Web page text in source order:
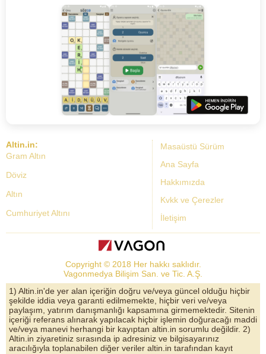
Masaüstü Sürüm
Ana Sayfa
Hakkımızda
Kvkk ve Çerezler
İletişim
Altin.in:
Gram Altın
Döviz
Altın
Cumhuriyet Altını
Dolar Kuru
Altın Yorumları
Döviz Kurları
Çeyrek Altın
Bitcoin
Copyright © 2018 Her hakkı saklıdır.
Vagonmedya Bilişim San. ve Tic. A.Ş.
1) Altin.in'de yer alan içeriğin doğru ve/veya güncel olduğu hiçbir
şekilde iddia veya garanti edilmemekte, hiçbir veri ve/veya
paylaşım, yatırım danışmanlığı kapsamına girmemektedir. Sitenin
içeriği referans alınarak yapılacak hiçbir işlemin doğuracağı maddi
ve/veya manevi herhangi bir kayıptan altin.in sorumlu değildir. 2)
Altin.in ziyaretiniz sırasında ip adresiniz ve bilgisayarınız
aracılığıyla toplanabilen diğer veriler altin.in tarafından kayıt